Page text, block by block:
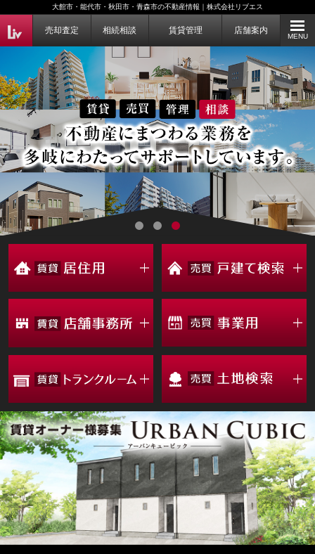
大館市・能代市・秋田市・青森市の不動産情報｜株式会社リブエス
売却査定 相続相談 賃貸管理 店舗案内
MENU